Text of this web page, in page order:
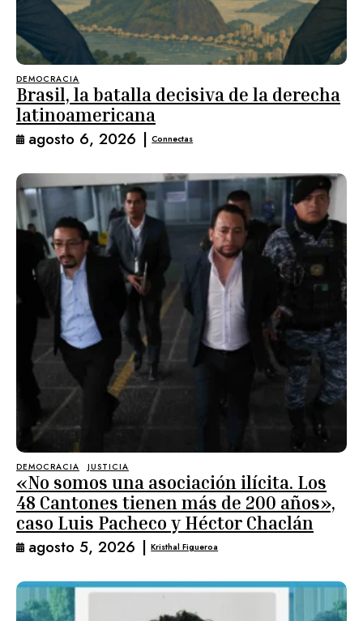
DEMOCRACIA
Brasil, la batalla decisiva de la derecha
latinoamericana
agosto 6, 2026 | Connectas
DEMOCRACIA JUSTICIA
«No somos una asociación ilícita. Los
48 Cantones tienen más de 200 años»,
caso Luis Pacheco y Héctor Chaclán
agosto 5, 2026 | Kristhal Figueroa